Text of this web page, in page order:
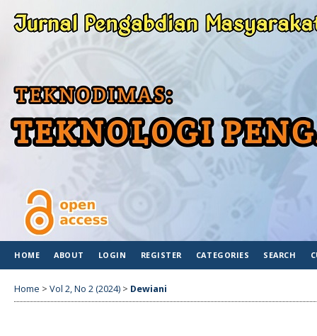
HOME ABOUT LOGIN REGISTER CATEGORIES SEARCH
Home > Vol 2, No 2 (2024) > Dewiani